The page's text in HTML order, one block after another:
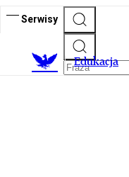
Serwisy
Edukacja